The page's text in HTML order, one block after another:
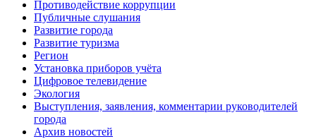
Противодействие коррупции
Публичные слушания
Развитие города
Развитие туризма
Регион
Установка приборов учёта
Цифровое телевидение
Экология
Выступления, заявления, комментарии руководителей
города
Архив новостей